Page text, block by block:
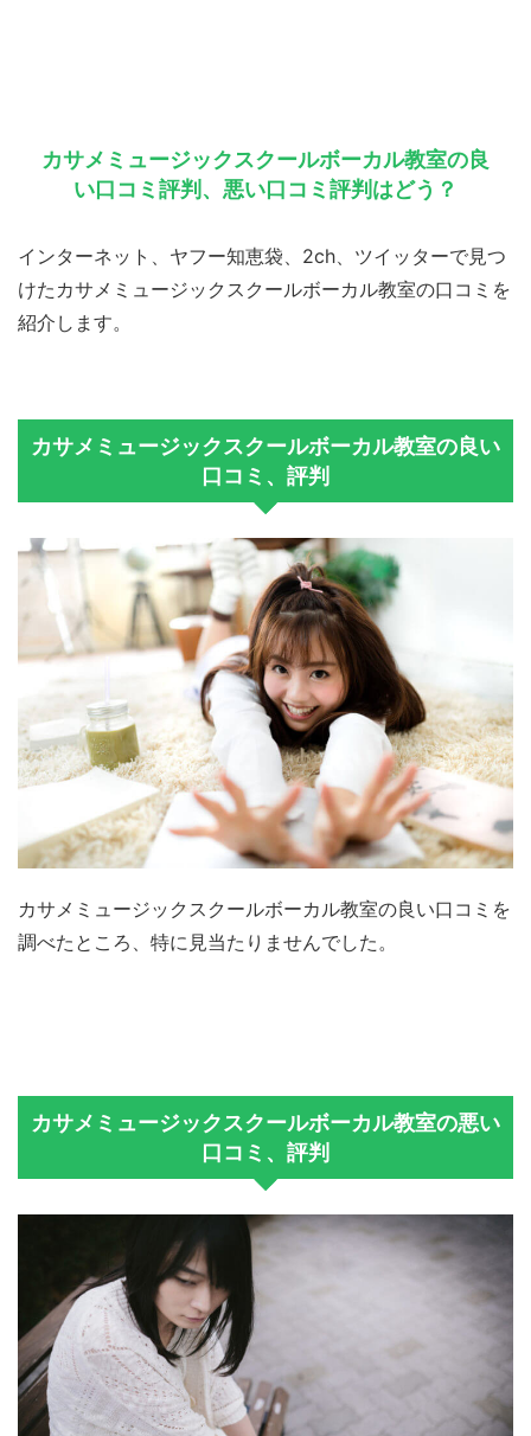
カサメミュージックスクールボーカル教室の良
い口コミ評判、悪い口コミ評判はどう？
インターネット、ヤフー知恵袋、2ch、ツイッターで見つ
けたカサメミュージックスクールボーカル教室の口コミを
紹介します。
カサメミュージックスクールボーカル教室の良い
口コミ、評判
カサメミュージックスクールボーカル教室の良い口コミを
調べたところ、特に見当たりませんでした。
カサメミュージックスクールボーカル教室の悪い
口コミ、評判